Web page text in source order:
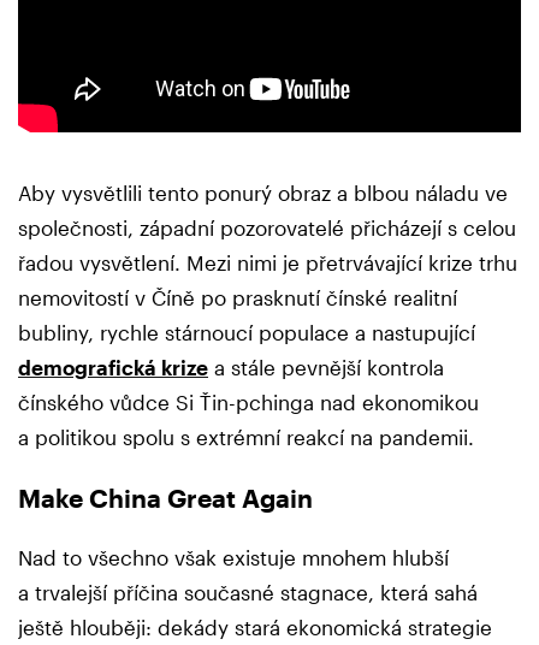
Aby vysvětlili tento ponurý obraz a blbou náladu ve
společnosti, západní pozorovatelé přicházejí s celou
řadou vysvětlení. Mezi nimi je přetrvávající krize trhu
nemovitostí v Číně po prasknutí čínské realitní
bubliny, rychle stárnoucí populace a nastupující
demografická krize a stále pevnější kontrola
čínského vůdce Si Ťin-pchinga nad ekonomikou
a politikou spolu s extrémní reakcí na pandemii.
Make China Great Again
Nad to všechno však existuje mnohem hlubší
a trvalejší příčina současné stagnace, která sahá
ještě hlouběji: dekády stará ekonomická strategie